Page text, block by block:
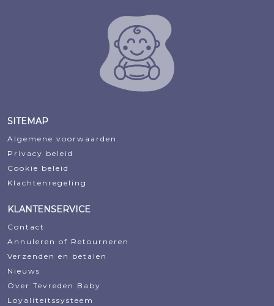
SITEMAP
Algemene voorwaarden
Privacy beleid
Cookie beleid
Klachtenregeling
KLANTENSERVICE
Contact
Annuleren of Retourneren
Verzenden en betalen
Nieuws
Over Tevreden Baby
Loyaliteitssysteem